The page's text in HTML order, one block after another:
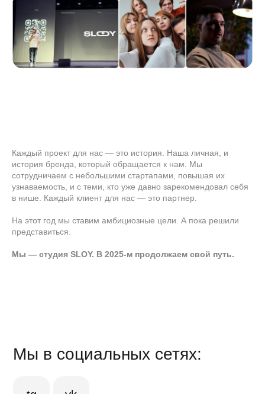
Каждый проект для нас — это история. Наша личная, и
история бренда, который обращается к нам. Мы
сотрудничаем с небольшими стартапами, повышая их
узнаваемость, и с теми, кто уже давно зарекомендовал себя
в нише. Каждый клиент для нас — это партнер.
На этот год мы ставим амбициозные цели. А пока решили
представиться.
Мы — студия SLOY. В 2025-м продолжаем свой путь.
dp
дзен vc.ru
dsgners